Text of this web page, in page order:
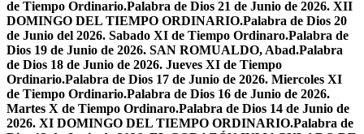
de Tiempo Ordinario.Palabra de Dios 21 de Junio de 2026. XII
DOMINGO DEL TIEMPO ORDINARIO.Palabra de Dios 20
de Junio del 2026. Sabado XI de Tiempo Ordinaro.Palabra de
Dios 19 de Junio de 2026. SAN ROMUALDO, Abad.Palabra
de Dios 18 de Junio de 2026. Jueves XI de Tiempo
Ordinario.Palabra de Dios 17 de Junio de 2026. Miercoles XI
de Tiempo Ordinario.Palabra de Dios 16 de Junio de 2026.
Martes X de Tiempo Ordinaro.Palabra de Dios 14 de Junio de
2026. XI DOMINGO DEL TIEMPO ORDINARIO.Palabra de